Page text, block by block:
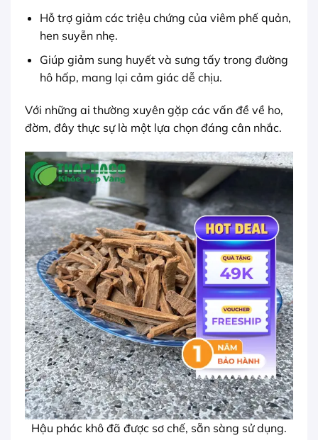
Hỗ trợ giảm các triệu chứng của viêm phế quản,
hen suyễn nhẹ.
Giúp giảm sung huyết và sưng tấy trong đường
hô hấp, mang lại cảm giác dễ chịu.
Với những ai thường xuyên gặp các vấn đề về ho,
đờm, đây thực sự là một lựa chọn đáng cân nhắc.
Hậu phác khô đã được sơ chế, sẵn sàng sử dụng.